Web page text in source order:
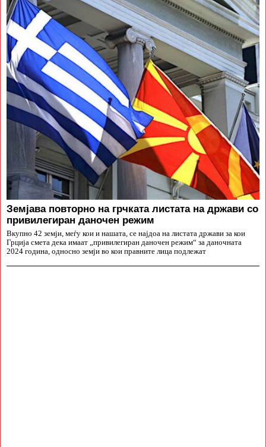
Земјава повторно на грчката листата на држави со
привилегиран даночен режим
Вкупно 42 земји, меѓу кои и нашата, се најдоа на листата држави за кои
Грција смета дека имаат „привилегиран даночен режим“ за даночната
2024 година, односно земји во кои правните лица подлежат